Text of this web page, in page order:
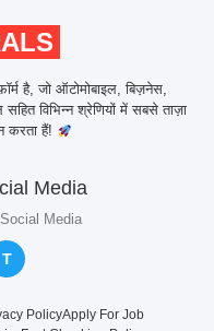
है, जो ऑटोमोबाइल, बिज़नेस,
विभिन्न श्रेणियों में सबसे ताज़ा
करता हैं!
Media
Media
T
PolicyApply For Job